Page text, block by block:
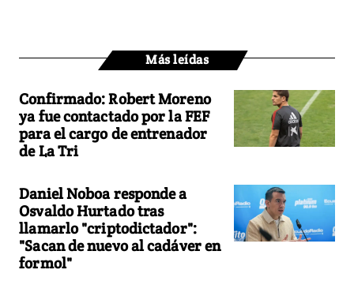
Más leídas
Confirmado: Robert Moreno
ya fue contactado por la FEF
para el cargo de entrenador
de La Tri
Daniel Noboa responde a
Osvaldo Hurtado tras
llamarlo "criptodictador":
"Sacan de nuevo al cadáver en
formol"